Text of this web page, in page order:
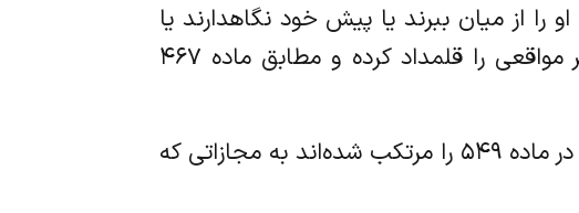
را از میان ببرند یا پیش خود نگاهدارند یا
مخفی‌نمایند. ۲) اشخاصی که به قصد تقلب به اسم خود یا به اسم دیگری طلب غیر مواقعی را قلمداد کرده و مطابق ماده ۴۶۷
ماده ۵۵۲ اشخاصی که به اسم دیگری یا به اسم موهومی تجارت نموده و اعمال مندرجه در ماده ۵۴۹ را مرتکب شده‌اند به مجازاتی که